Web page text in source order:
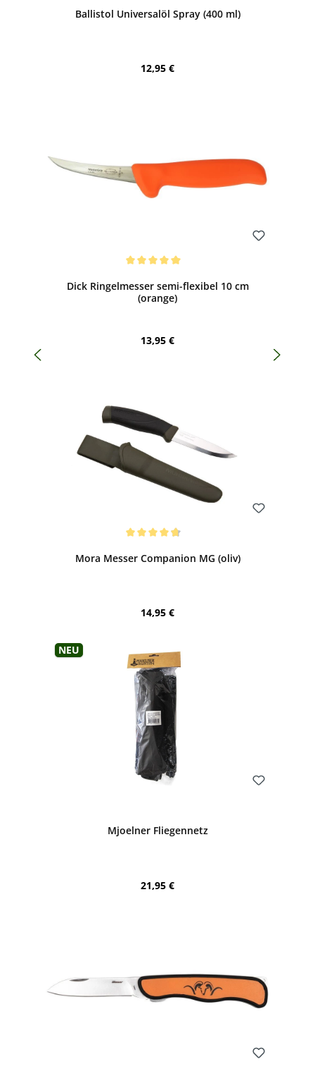
Ballistol Universalöl Spray (400 ml)
Regulärer Preis:
12,95 €
Dick Ringelmesser semi-flexibel 10 cm
(orange)
Regulärer Preis:
13,95 €
Mora Messer Companion MG (oliv)
Regulärer Preis:
14,95 €
Neu
Mjoelner Fliegennetz
Regulärer Preis:
21,95 €